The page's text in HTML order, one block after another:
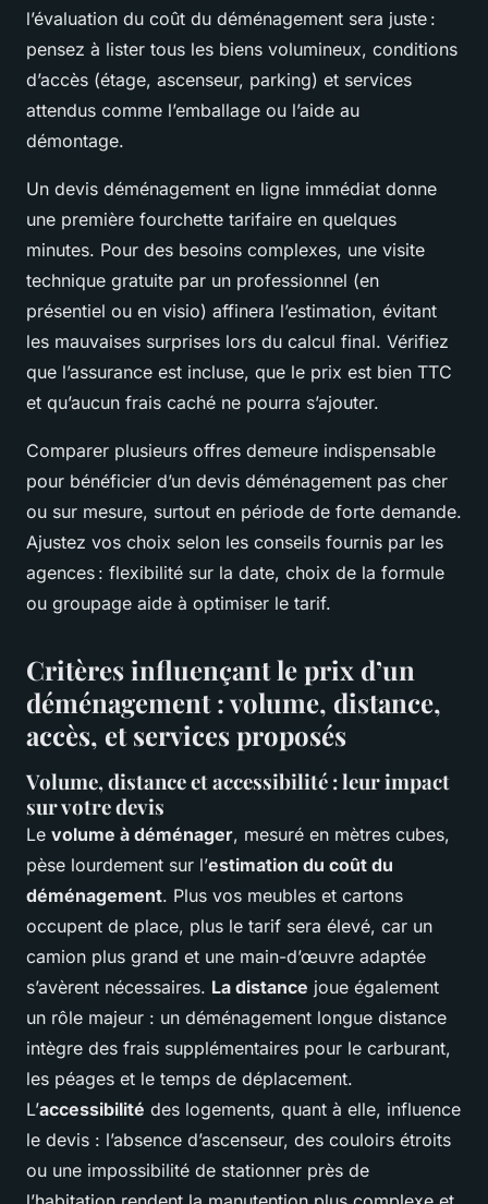
l’évaluation du coût du déménagement sera juste :
pensez à lister tous les biens volumineux, conditions
d’accès (étage, ascenseur, parking) et services
attendus comme l’emballage ou l’aide au
démontage.
Un devis déménagement en ligne immédiat donne
une première fourchette tarifaire en quelques
minutes. Pour des besoins complexes, une visite
technique gratuite par un professionnel (en
présentiel ou en visio) affinera l’estimation, évitant
les mauvaises surprises lors du calcul final. Vérifiez
que l’assurance est incluse, que le prix est bien TTC
et qu’aucun frais caché ne pourra s’ajouter.
Comparer plusieurs offres demeure indispensable
pour bénéficier d’un devis déménagement pas cher
ou sur mesure, surtout en période de forte demande.
Ajustez vos choix selon les conseils fournis par les
agences : flexibilité sur la date, choix de la formule
ou groupage aide à optimiser le tarif.
Critères influençant le prix d’un
déménagement : volume, distance,
accès, et services proposés
Volume, distance et accessibilité : leur impact
sur votre devis
Le volume à déménager, mesuré en mètres cubes,
pèse lourdement sur l’estimation du coût du
déménagement. Plus vos meubles et cartons
occupent de place, plus le tarif sera élevé, car un
camion plus grand et une main-d’œuvre adaptée
s’avèrent nécessaires. La distance joue également
un rôle majeur : un déménagement longue distance
intègre des frais supplémentaires pour le carburant,
les péages et le temps de déplacement.
L’accessibilité des logements, quant à elle, influence
le devis : l’absence d’ascenseur, des couloirs étroits
ou une impossibilité de stationner près de